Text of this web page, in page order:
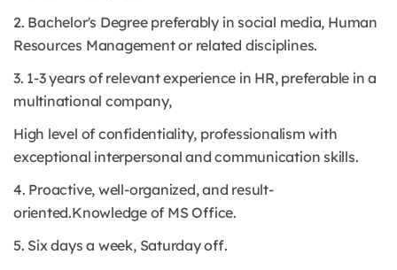
2. Bachelor's Degree preferably in social media, Human
Resources Management or related disciplines.
3. 1-3 years of relevant experience in HR, preferable in a
multinational company,
High level of confidentiality, professionalism with
exceptional interpersonal and communication skills.
4. Proactive, well-organized, and result-
oriented.Knowledge of MS Office.
5. Six days a week, Saturday off.